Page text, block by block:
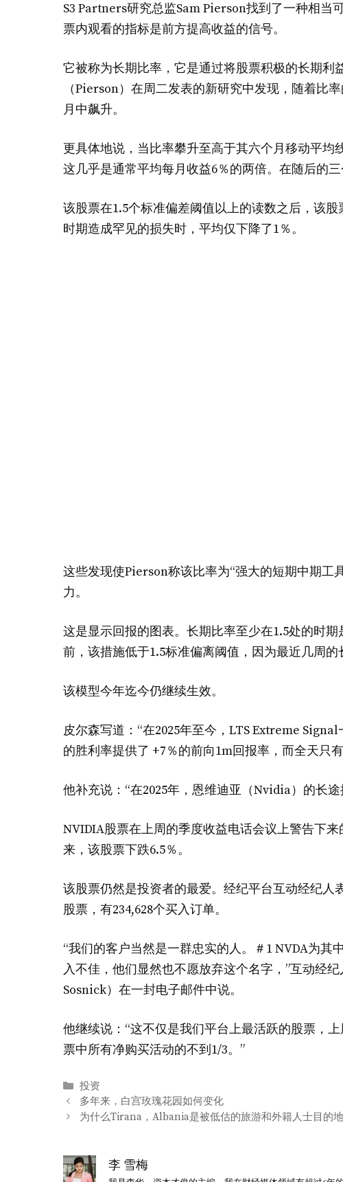
S3 Partners研究总监Sam Pierson找到了一种相当
票内观看的指标是前方提高收益的信号。
它被称为长期比率，它是通过将股票积极的长期利
（Pierson）在周二发表的新研究中发现，随着比
月中飙升。
更具体地说，当比率攀升至高于其六个月移动平均
这几乎是通常平均每月收益6％的两倍。在随后的
该股票在1.5个标准偏差阈值以上的读数之后，该
时期造成罕见的损失时，平均仅下降了1％。
这些发现使Pierson称该比率为“强大的短期中期工
力。
这是显示回报的图表。长期比率至少在1.5处的时
前，该措施低于1.5标准偏离阈值，因为最近几周的
该模型今年迄今仍继续生效。
皮尔森写道：“在2025年至今，LTS Extreme
的胜利率提供了 +7％的前向1m回报率，而全天只
他补充说：“在2025年，恩维迪亚（Nvidia）的长
NVIDIA股票在上周的季度收益电话会议上警告下
来，该股票下跌6.5％。
该股票仍然是投资者的最爱。经纪平台互动经纪
股票，有234,628个买入订单。
“我们的客户当然是一群忠实的人。＃1 NVDA为
入不佳，他们显然也不愿放弃这个名字，”互动经
Sosnick）在一封电子邮件中说。
他继续说：“这不仅是我们平台上最活跃的股票，
票中所有净购买活动的不到1/3。”
分
类
投资
多年来，白宫玫瑰花园如何变化
为什么Tirana，Albania是被低估的旅游和外籍人士目的地
李 雪梅